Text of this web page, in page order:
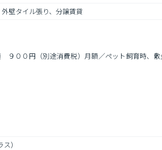
壁タイル張り、分譲賃貸
９００円（別途消費税）月額／ペット飼育時、
）